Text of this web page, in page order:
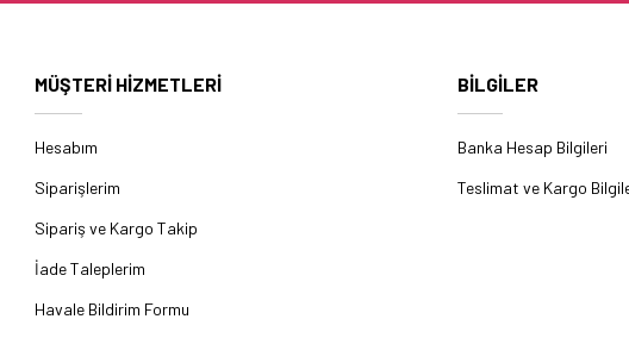
MÜŞTERİ HİZMETLERİ
Hesabım
Siparişlerim
Sipariş ve Kargo Takip
İade Taleplerim
Havale Bildirim Formu
BİLGİLER
Banka Hesap Bilgileri
Teslimat ve Kargo